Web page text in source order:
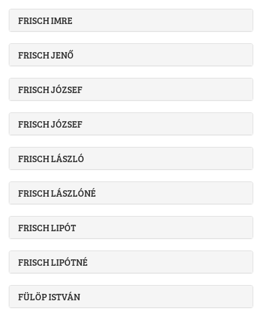
FRISCH IMRE
FRISCH JENŐ
FRISCH JÓZSEF
FRISCH JÓZSEF
FRISCH LÁSZLÓ
FRISCH LÁSZLÓNÉ
FRISCH LIPÓT
FRISCH LIPÓTNÉ
FÜLÖP ISTVÁN